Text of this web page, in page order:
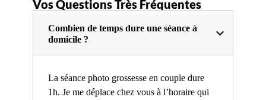
Vos Questions Très Fréquentes
Combien de temps dure une séance à
domicile ?
La séance photo grossesse en couple dure
1h. Je me déplace chez vous à l’horaire qui